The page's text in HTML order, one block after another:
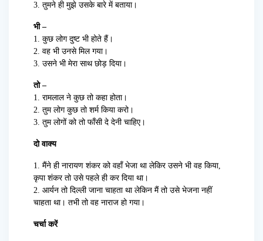
3. तुमने ही मुझे उसके बारे में बताया।
भी –
1. कुछ लोग दुष्ट भी होते हैं।
2. वह भी उनसे मिल गया।
3. उसने भी मेरा साथ छोड़ दिया।
तो –
1. रामलाल ने कुछ तो कहा होता।
2. तुम लोग कुछ तो शर्म किया करो।
3. तुम लोगों को तो फाँसी दे देनी चाहिए।
दो वाक्य
1. मैंने ही नारायण शंकर को वहाँ भेजा था लेकिर उसने भी वह किया,
कृपा शंकर तो उसे पहले ही कर दिया था।
2. आर्यन तो दिल्ली जाना चाहता था लेकिन मैं तो उसे भेजना नहीं
चाहता था। तभी तो वह नाराज हो गया।
चर्चा करें